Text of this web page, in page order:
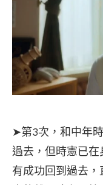
➤第3次，和中年
過去，但時憲已
有成功回到過去